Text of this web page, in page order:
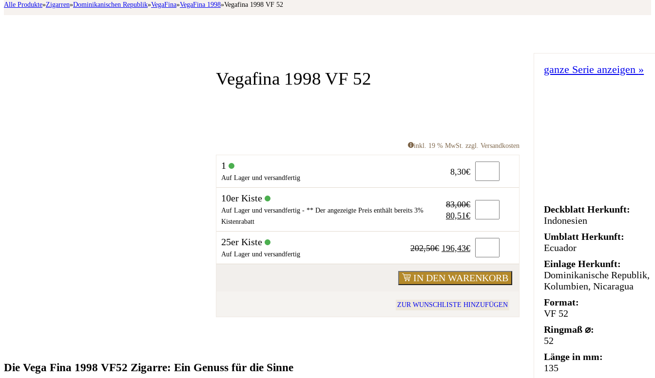
Alle Produkte»Zigarren»Dominikanischen Republik»VegaFina»VegaFina 1998»Vegafina 1998 VF 52
Vegafina 1998 VF 52
inkl. 19 % MwSt. zzgl. Versandkosten
1
Auf Lager und versandfertig
8,30€
10er Kiste
Auf Lager und versandfertig - ** Der angezeigte Preis enthält bereits 3%
Kistenrabatt
83,00€
Ursprünglicher
83,00€
80,51€Aktueller
ist:
80,51€.
25er Kiste
Auf Lager und versandfertig
202,50€ Ursprünglicher
war:
202,50€
196,43€Aktueller
Preis
ist:
196,43€.
IN DEN WARENKORB
ZUR WUNSCHLISTE HINZUFÜGEN
ganze Serie anzeigen »
Deckblatt Herkunft:
Indonesien
Umblatt Herkunft:
Ecuador
Einlage Herkunft:
Dominikanische Republik,
Kolumbien, Nicaragua
Format:
VF 52
Ringmaß ⌀:
52
Länge in mm:
135
Die Vega Fina 1998 VF52 Zigarre: Ein Genuss für die Sinne